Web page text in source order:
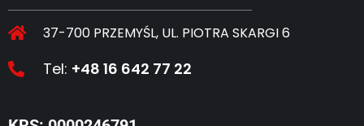
37-700 PRZEMYŚL, UL. PIOTRA SKARGI 6
Tel: +48 16 642 77 22